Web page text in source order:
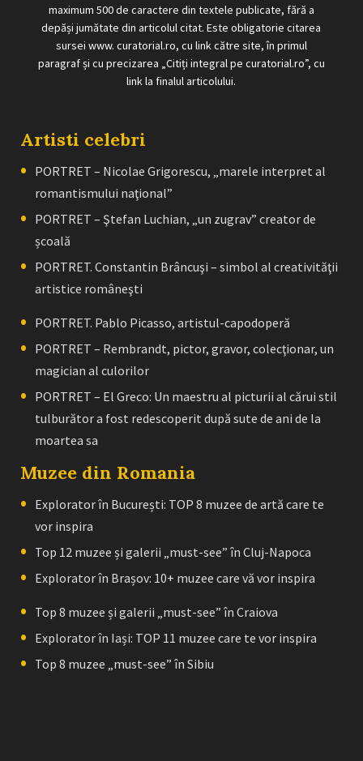
maximum 500 de caractere din textele publicate, fără a
depăși jumătate din articolul citat. Este obligatorie citarea
sursei www. curatorial.ro, cu link către site, în primul
paragraf și cu precizarea „Citiți integral pe curatorial.ro”, cu
link la finalul articolului.
Artisti celebri
PORTRET – Nicolae Grigorescu, „marele interpret al
romantismului naţional”
PORTRET – Ştefan Luchian, „un zugrav” creator de
școală
PORTRET. Constantin Brâncuşi – simbol al creativităţii
artistice româneşti
PORTRET. Pablo Picasso, artistul-capodoperă
PORTRET – Rembrandt, pictor, gravor, colecţionar, un
magician al culorilor
PORTRET – El Greco: Un maestru al picturii al cărui stil
tulburător a fost redescoperit după sute de ani de la
moartea sa
Muzee din Romania
Explorator în București: TOP 8 muzee de artă care te
vor inspira
Top 12 muzee și galerii „must-see” în Cluj-Napoca
Explorator în Brașov: 10+ muzee care vă vor inspira
Top 8 muzee și galerii „must-see” în Craiova
Explorator în Iași: TOP 11 muzee care te vor inspira
Top 8 muzee „must-see” în Sibiu